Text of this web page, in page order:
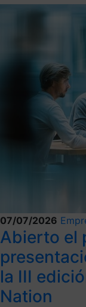
07/07/2026
Abierto el
la III
Nation